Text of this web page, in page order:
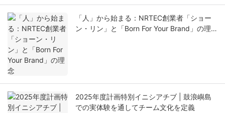
「人」から始まる：NRTEC創業者「ショー
ン・リン」と「Born For Your Brand」の理
2025年度計画特別イニシアチブ | 鼓浪嶼島
での実体験を通してチーム文化を定義